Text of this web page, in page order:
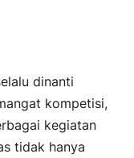
dinanti
kompetisi,
kegiatan
tidak hanya